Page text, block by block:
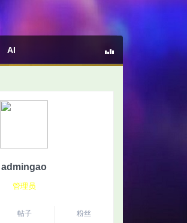
AI
admingao
管理员
帖子 粉丝